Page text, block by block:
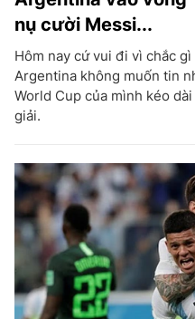
nụ cười Messi...
Hôm nay cứ vui đi vì chắc
Argentina không muốn tin
World Cup của mình kéo
giải.